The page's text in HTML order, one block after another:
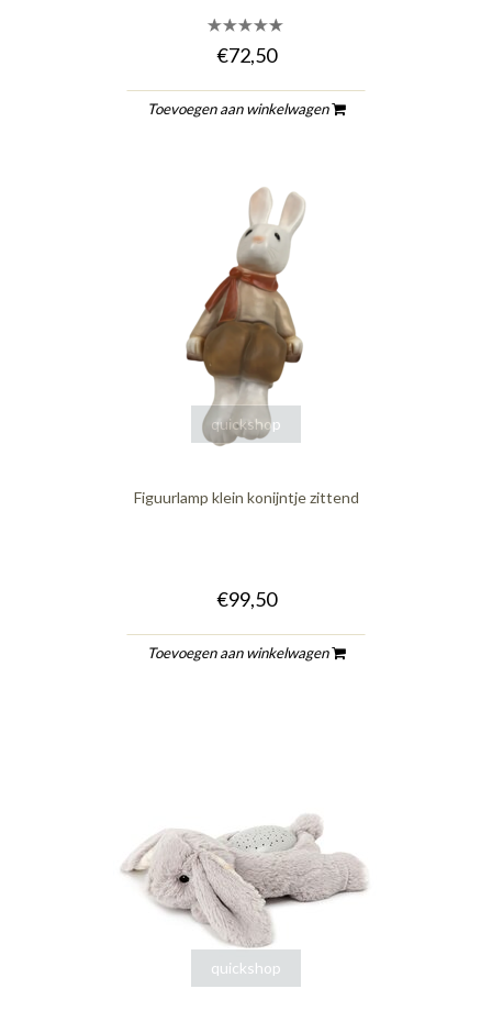
€72,50
Toevoegen aan winkelwagen
quickshop
Figuurlamp klein konijntje zittend
€99,50
Toevoegen aan winkelwagen
quickshop